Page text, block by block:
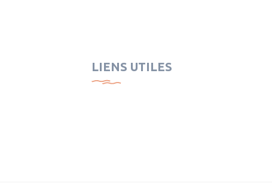
LIENS UTILES